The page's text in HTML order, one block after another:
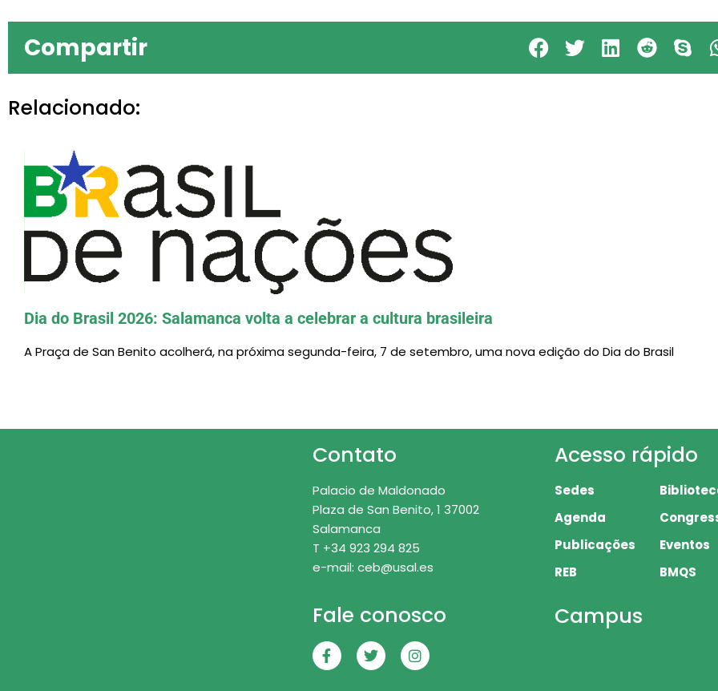
Compartir
Relacionado:
Dia do Brasil 2026: Salamanca volta a celebrar a cultura brasileira
A Praça de San Benito acolherá, na próxima segunda-feira, 7 de setembro, uma nova edição do Dia do Brasil
O CEB oferecerá novos cursos presenciais de Português do Brasil
Contato
Palacio de Maldonado
Plaza de San Benito, 1 37002
Salamanca
T +34 923 294 825
e-mail: ceb@usal.es
Fale conosco
Acesso rápido
Sedes
Agenda
Publicações
REB
Eventos
BMQS
Campus